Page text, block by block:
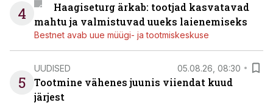
4
Haagiseturg ärkab: tootjad kasvatavad
mahtu ja valmistuvad uueks laienemiseks
Bestnet avab uue müügi- ja tootmiskeskuse
5
UUDISED 05.08.26, 08:30
Tootmine vähenes juunis viiendat kuud
järjest